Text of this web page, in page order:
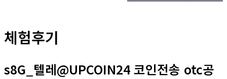
체험후기
s8G_텔레@UPCOIN24 코인전송 otc공